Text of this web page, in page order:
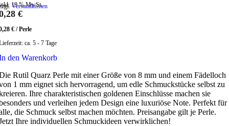
19 % MwSt.
Versandkosten
€
€ /Perle
ca. 5 - 7 Tage
den Warenkorb
Rutil Quarz Perle mit einer Größe von 8 mm und einem Fädelloch
1 mm eignet sich hervorragend, um edle Schmuckstücke selbst zu
Ihre charakteristischen goldenen Einschlüsse machen sie
und verleihen jedem Design eine luxuriöse Note. Perfekt für
die Schmuck selbst machen möchten. Preisangabe gilt je Perle.
Ihre individuellen Schmuckideen verwirklichen!